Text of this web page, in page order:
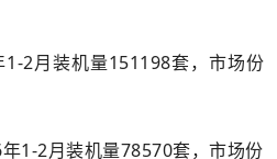
2月装机量151198套，市场份
1-2月装机量78570套，市场份